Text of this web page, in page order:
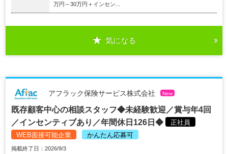
万円～30万円＋インセン...
気になる
アフラック保険サービス株式会社 New
既存顧客中心の相談スタッフ◆未経験歓迎／賞与年4回
／インセンティブあり／年間休日126日◆
正社員
WEB面接可能企業
かんたん応募可
掲載終了日：2026/9/3